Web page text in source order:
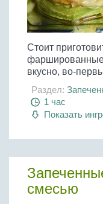
Стоит
вкусно, во-
Раздел:
1 час
Показать
смесью